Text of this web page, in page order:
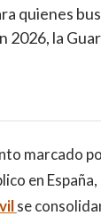
quienes
2026, la
marcado
en España,
se